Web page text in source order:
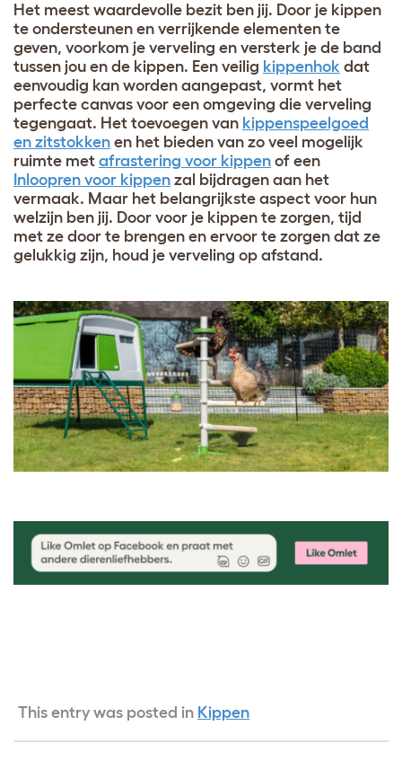
Het meest waardevolle bezit ben jij. Door je kippen
te ondersteunen en verrijkende elementen te
geven, voorkom je verveling en versterk je de band
tussen jou en de kippen. Een veilig kippenhok dat
eenvoudig kan worden aangepast, vormt het
perfecte canvas voor een omgeving die verveling
tegengaat. Het toevoegen van kippenspeelgoed
en zitstokken en het bieden van zo veel mogelijk
ruimte met afrastering voor kippen of een
Inloopren voor kippen zal bijdragen aan het
vermaak. Maar het belangrijkste aspect voor hun
welzijn ben jij. Door voor je kippen te zorgen, tijd
met ze door te brengen en ervoor te zorgen dat ze
gelukkig zijn, houd je verveling op afstand.
This entry was posted in Kippen